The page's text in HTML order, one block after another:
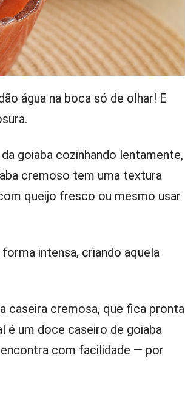
água na boca só de olhar! E
goiaba cozinhando lentamente,
cremoso tem uma textura
queijo fresco ou mesmo usar
intensa, criando aquela
caseira cremosa, que fica pronta
é um doce caseiro de goiaba
encontra com facilidade — por